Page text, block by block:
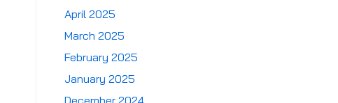
April 2025
March 2025
February 2025
January 2025
December 2024